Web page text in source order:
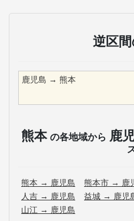
逆区
鹿児島 → 熊本
熊本 の各地域から 鹿
熊本 → 鹿児島 熊本市 → 鹿
人吉 → 鹿児島 益城 → 鹿児
山江 → 鹿児島